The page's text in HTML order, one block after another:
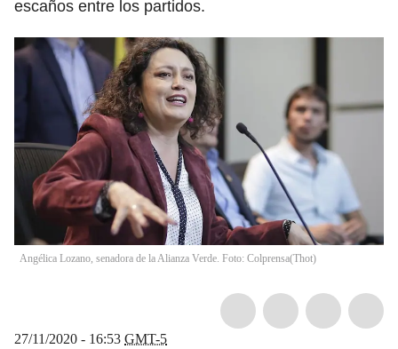
escaños entre los partidos.
Angélica Lozano, senadora de la Alianza Verde. Foto: Colprensa(Thot)
27/11/2020 - 16:53 GMT-5